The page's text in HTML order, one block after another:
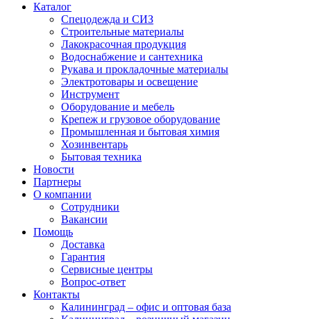
Каталог
Спецодежда и СИЗ
Строительные материалы
Лакокрасочная продукция
Водоснабжение и сантехника
Рукава и прокладочные материалы
Электротовары и освещение
Инструмент
Оборудование и мебель
Крепеж и грузовое оборудование
Промышленная и бытовая химия
Хозинвентарь
Бытовая техника
Новости
Партнеры
О компании
Сотрудники
Вакансии
Помощь
Доставка
Гарантия
Сервисные центры
Вопрос-ответ
Контакты
Калининград – офис и оптовая база